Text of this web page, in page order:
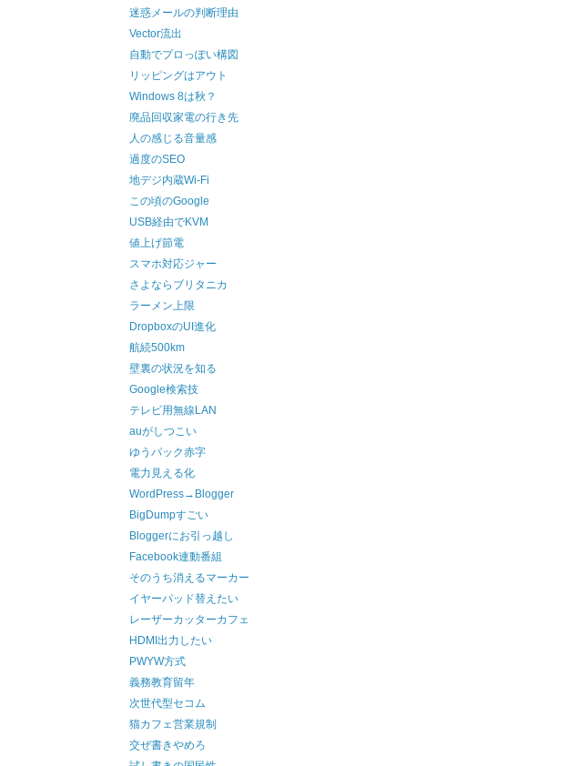
迷惑メールの判断理由
Vector流出
自動でプロっぽい構図
リッピングはアウト
Windows 8は秋？
廃品回収家電の行き先
人の感じる音量感
過度のSEO
地デジ内蔵Wi-Fi
この頃のGoogle
USB経由でKVM
値上げ節電
スマホ対応ジャー
さよならブリタニカ
ラーメン上限
DropboxのUI進化
航続500km
壁裏の状況を知る
Google検索技
テレビ用無線LAN
auがしつこい
ゆうパック赤字
電力見える化
WordPress→Blogger
BigDumpすごい
Bloggerにお引っ越し
Facebook連動番組
そのうち消えるマーカー
イヤーパッド替えたい
レーザーカッターカフェ
HDMI出力したい
PWYW方式
義務教育留年
次世代型セコム
猫カフェ営業規制
交ぜ書きやめろ